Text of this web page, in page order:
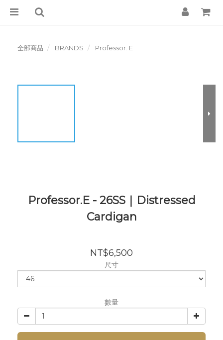
全部商品 BRANDS Professor. E
Professor.E - 26SS｜Distressed
Cardigan
NT$6,500
尺寸
數量